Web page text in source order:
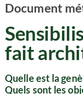
Document
fait
Quelle est la
Quels sont les